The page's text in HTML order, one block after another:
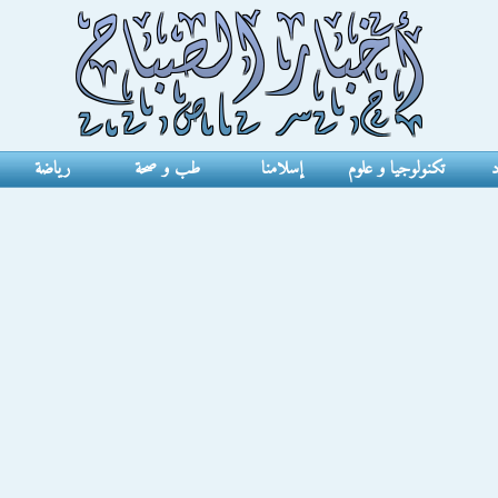
تكنولوجيا و علوم إسلامنا طب و صحة رياضة